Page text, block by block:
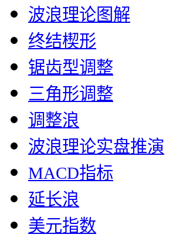
波浪理论图解
终结楔形
锯齿型调整
三角形调整
调整浪
波浪理论实盘推演
MACD指标
延长浪
美元指数